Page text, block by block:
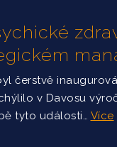
čerstvě
v Davosu
tyto události… Více